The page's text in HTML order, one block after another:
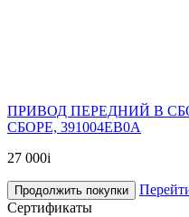
ПРИВОД ПЕРЕДНИЙ В
СБОРЕ, 391004EB0A
27 000i
Продолжить покупки
Сертификаты